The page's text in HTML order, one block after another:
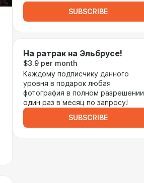
SUBSCRIBE
На ратрак на Эльбрусе!
$3.9 per month
Каждому подписчику данного
уровня в подарок любая
фотография в полном разрешении
один раз в месяц по запросу!
SUBSCRIBE